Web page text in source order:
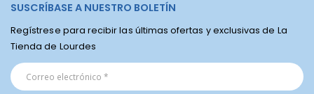
SUSCRÍBASE A NUESTRO BOLETÍN
Regístrese para recibir las últimas ofertas y exclusivas de La
Tienda de Lourdes